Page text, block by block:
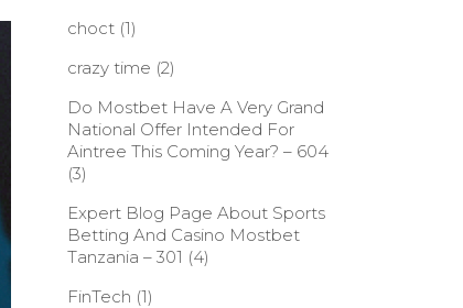
choct(1)
crazy time (2)
Do Mostbet Have A Very Grand
National Offer Intended For
Aintree This Coming Year? – 604
(3)
Expert Blog Page About Sports
Betting And Casino Mostbet
Tanzania – 301 (4)
FinTech (1)